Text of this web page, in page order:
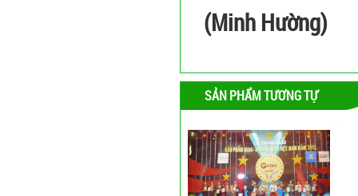
(Minh Hường)
SẢN PHẨM TƯƠNG TỰ